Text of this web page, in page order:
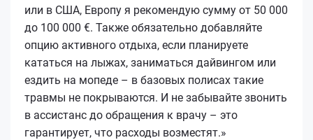
или в США, Европу я рекомендую сумму от 50 000
до 100 000 €. Также обязательно добавляйте
опцию активного отдыха, если планируете
кататься на лыжах, заниматься дайвингом или
ездить на мопеде – в базовых полисах такие
травмы не покрываются. И не забывайте звонить
в ассистанс до обращения к врачу – это
гарантирует, что расходы возместят.»